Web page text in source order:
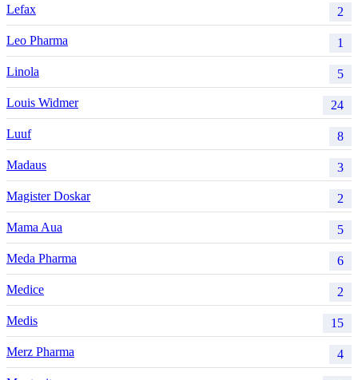
Lefax 2
Leo Pharma 1
Linola 5
Louis Widmer 24
Luuf 8
Madaus 3
Magister Doskar 2
Mama Aua 5
Meda Pharma 6
Medice 2
Medis 15
Merz Pharma 4